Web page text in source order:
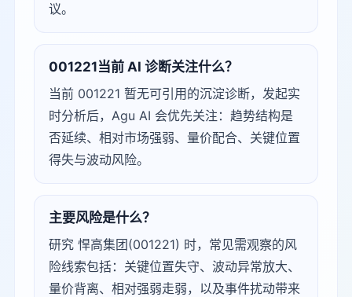
议。
001221当前 AI 诊断关注什么？
当前 001221 暂无可引用的沉淀诊断，发起实
时分析后，Agu AI 会优先关注：趋势结构是
否延续、相对市场强弱、量价配合、关键位置
得失与波动风险。
主要风险是什么？
研究 悍高集团(001221) 时，常见需观察的风
险线索包括：关键位置失守、波动异常放大、
量价背离、相对强弱走弱，以及事件扰动带来